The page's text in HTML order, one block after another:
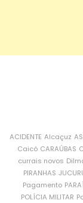
ACIDENTE Alcaçuz
Caicó CARAÚBAS
currais novos
PIRANHAS
Pagamento
POLÍCIA MILITAR